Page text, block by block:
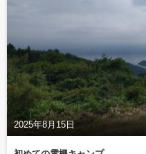
2025年8月15日